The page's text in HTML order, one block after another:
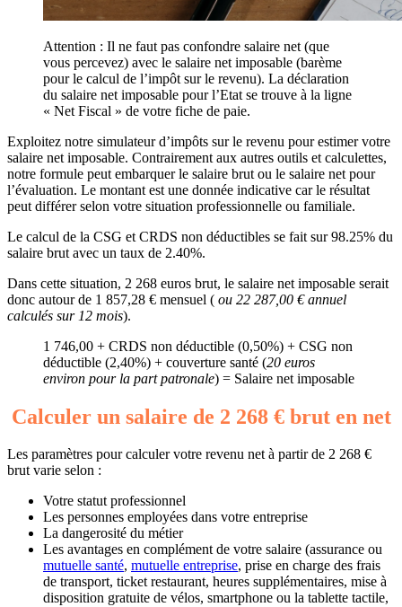
Attention : Il ne faut pas confondre salaire net (que
vous percevez) avec le salaire net imposable (barème
pour le calcul de l’impôt sur le revenu). La déclaration
du salaire net imposable pour l’Etat se trouve à la ligne
« Net Fiscal » de votre fiche de paie.
Exploitez notre simulateur d’impôts sur le revenu pour estimer votre
salaire net imposable. Contrairement aux autres outils et calculettes,
notre formule peut embarquer le salaire brut ou le salaire net pour
l’évaluation. Le montant est une donnée indicative car le résultat
peut différer selon votre situation professionnelle ou familiale.
Le calcul de la CSG et CRDS non déductibles se fait sur 98.25% du
salaire brut avec un taux de 2.40%.
Dans cette situation, 2 268 euros brut, le salaire net imposable serait
donc autour de 1 857,28 € mensuel ( ou 22 287,00 € annuel
calculés sur 12 mois).
1 746,00 + CRDS non déductible (0,50%) + CSG non
déductible (2,40%) + couverture santé (20 euros
environ pour la part patronale) = Salaire net imposable
Calculer un salaire de 2 268 € brut en net
Les paramètres pour calculer votre revenu net à partir de 2 268 €
brut varie selon :
Votre statut professionnel
Les personnes employées dans votre entreprise
La dangerosité du métier
Les avantages en complément de votre salaire (assurance ou
mutuelle santé, mutuelle entreprise, prise en charge des frais
de transport, ticket restaurant, heures supplémentaires, mise à
disposition gratuite de vélos, smartphone ou la tablette tactile,